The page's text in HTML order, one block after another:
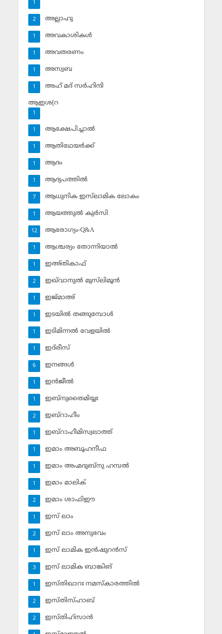
1
അല്ലാഹു
2
അവകാശികള്‍
1
അവതരണം
1
അസ്വബ
1
അഹ് മദ് സര്‍ഹിന്ദി
1
ആഇശ(റ
1
ആക്ഷേപിച്ചാല്‍
1
ആതിഥേയര്‍ക്ക്
1
ആദം
1
ആദ്യപത്തില്‍
1
ആധുനിക ഇസ്‌ലാമിക ലോകം
7
ആയത്തുല്‍ കുര്‍സി
1
ആരോഗ്യം-Q&A
12
ആശ്ചര്യം തോന്നിയാല്‍
1
ഇഅ്തികാഫ്‌
1
ഇഖ്‌വാനുല്‍ മുസ്‌ലിമൂന്‍
2
ഇജ്മാഅ്
1
ഇടയില്‍ തങ്ങുമ്പോള്‍
1
ഇടിമിന്നല്‍ വേളയില്‍
1
ഇദ്‌രീസ്‌
1
ഇനങ്ങള്‍
6
ഇന്‍ജീല്‍
1
ഇബ്‌നുതൈമിയ്യഃ
1
ഇബ്‌റാഹീം
2
ഇബ്‌റാഹീമിസ്വലാത്ത്
1
ഇമാം അബൂഹനീഫ
1
ഇമാം അഹ്മദുബ്‌നു ഹമ്പല്‍
1
ഇമാം മാലിക്
1
ഇമാം ശാഫിഈ
2
ഇസ് ലാം
1
ഇസ് ലാം അനുഭവം
2
ഇസ് ലാമിക ഇന്‍ഷുറന്‍സ്‌
1
ഇസ് ലാമിക ബാങ്കിങ്‌
3
ഇസ്തിഖാറഃ നമസ്‌കാരത്തില്‍
1
ഇസ്തിസ്ഹാബ്
2
ഇസ്തിഹ്‌സാന്‍
2